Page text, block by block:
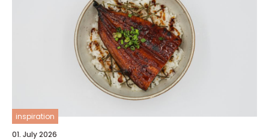
inspiration
01. July 2026